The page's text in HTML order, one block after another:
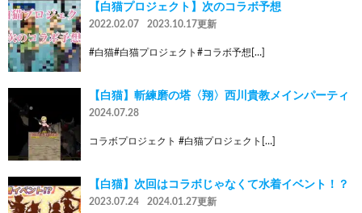
【白猫プロジェクト】次のコラボ予想
2022.02.07 2023.10.17更新
#白猫#白猫プロジェクト#コラボ予想[…]
【白猫】斬練磨の塔〈翔〉西川貴教メインパーティ
2024.07.28
コラボプロジェクト #白猫プロジェクト[…]
【白猫】次回はコラボじゃなくて水着イベント！？
2023.07.24 2024.01.27更新